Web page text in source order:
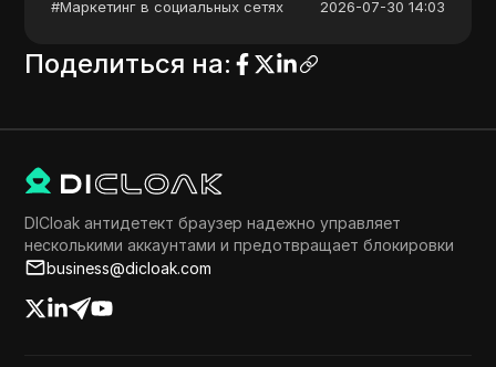
#Маркетинг в социальных сетях 2026-07-30 14:03
Поделиться на:
DICloak антидетект браузер надежно управляет
несколькими аккаунтами и предотвращает блокировки
business@dicloak.com